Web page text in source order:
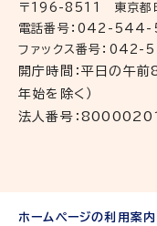
〒196-8511 東京都
電話番号：042-544-
ファックス番号：
開庁時間：平日の午
年始を除く）
法人番号：
ホームページの利用案内